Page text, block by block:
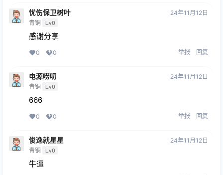
忧伤保卫树叶
青铜 Lv0
24年11月12日
感谢分享
0 0 举报 回复
电源唠叨
青铜 Lv0
24年11月12日
666
0 0 举报 回复
俊逸就星星
青铜 Lv0
24年11月12日
牛逼